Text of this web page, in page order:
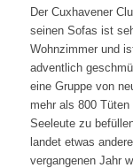
Der Cuxhavener
seinen Sofas ist
Wohnzimmer und
adventlich
eine Gruppe von
mehr als 800
Seeleute zu
landet etwas
vergangenen Jahr